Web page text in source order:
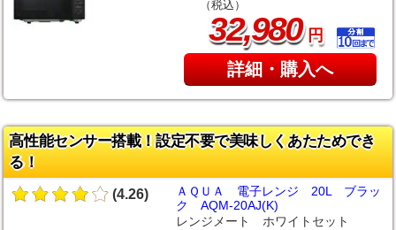
（税込）
32,980円
詳細・購入へ
高性能センサー搭載！設定不要で美味しくあたためでき
る！
(4.26)
ＡＱＵＡ 電子レンジ 20L ブラッ
ク AQM-20AJ(K)
レンジメート ホワイトセット